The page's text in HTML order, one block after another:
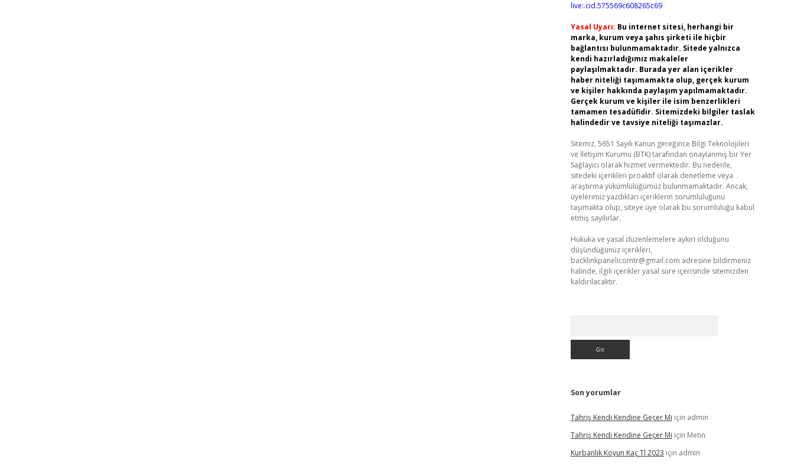
live:.cid.575569c608265c69
Yasal Uyarı: Bu internet sitesi, herhangi bir
marka, kurum veya şahıs şirketi ile hiçbir
bağlantısı bulunmamaktadır. Sitede yalnızca
kendi hazırladığımız makaleler
paylaşılmaktadır. Burada yer alan içerikler
haber niteliği taşımamakta olup, gerçek kurum
ve kişiler hakkında paylaşım yapılmamaktadır.
Gerçek kurum ve kişiler ile isim benzerlikleri
tamamen tesadüfidir. Sitemizdeki bilgiler taslak
halindedir ve tavsiye niteliği taşımazlar.
Sitemiz, 5651 Sayılı Kanun gereğince Bilgi Teknolojileri
ve İletişim Kurumu (BTK) tarafından onaylanmış bir Yer
Sağlayıcı olarak hizmet vermektedir. Bu nedenle,
sitedeki içerikleri proaktif olarak denetleme veya
araştırma yükümlülüğümüz bulunmamaktadır. Ancak,
üyelerimiz yazdıkları içeriklerin sorumluluğunu
taşımakta olup, siteye üye olarak bu sorumluluğu kabul
etmiş sayılırlar.
Hukuka ve yasal düzenlemelere aykırı olduğunu
düşündüğünüz içerikleri,
backlinkpanelicomtr@gmail.com adresine bildirmeniz
halinde, ilgili içerikler yasal süre içerisinde sitemizden
kaldırılacaktır.
Son yorumlar
Tahriş Kendi Kendine Geçer Mi için admin
Tahriş Kendi Kendine Geçer Mi için Metin
Kurbanlık Koyun Kaç Tl 2023 için admin